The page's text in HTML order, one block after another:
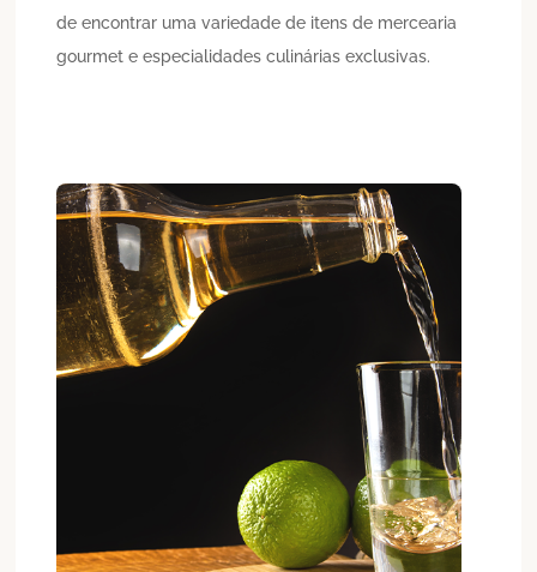
de encontrar uma variedade de itens de mercearia
gourmet e especialidades culinárias exclusivas.